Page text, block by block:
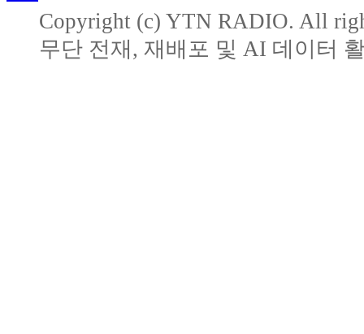
Copyright (c) YTN RADIO. All
무단 전재, 재배포 및 AI 데이터